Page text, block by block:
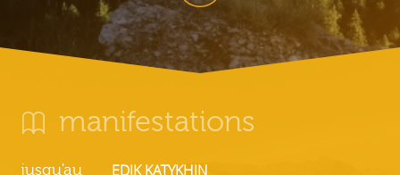
manifestations
jusqu'au
EDIK KATYKHIN